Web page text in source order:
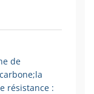
de
résistance :